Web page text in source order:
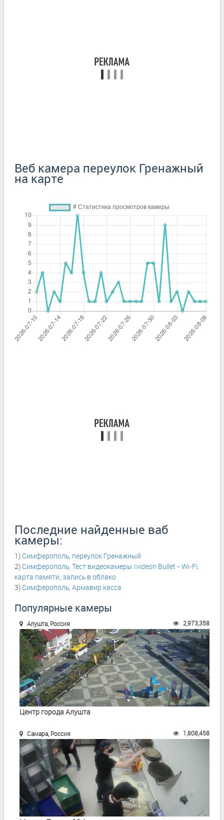
Веб камера переулок Гренажный
на карте
Последние найденные ваб
камеры:
1) Симферополь, переулок Гренажный
2) Симферополь, Тест видеокамеры Ivideon Bullet - Wi-Fi,
карта памяти, запись в облако
3) Симферополь, Армавир касса
Популярные камеры
Алушта, Россия 2,973,358
Центр города Алушта
Самара, Россия 1,808,458